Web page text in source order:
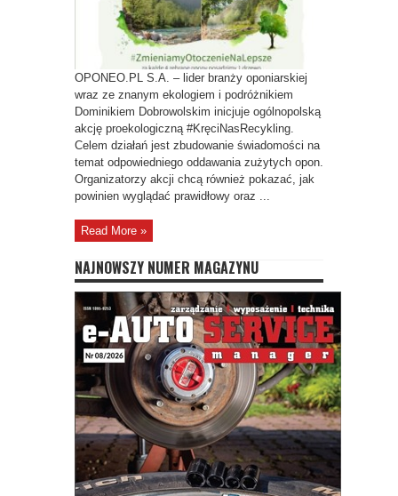
OPONEO.PL S.A. – lider branży oponiarskiej
wraz ze znanym ekologiem i podróżnikiem
Dominikiem Dobrowolskim inicjuje ogólnopolską
akcję proekologiczną #KręciNasRecykling.
Celem działań jest zbudowanie świadomości na
temat odpowiedniego oddawania zużytych opon.
Organizatorzy akcji chcą również pokazać, jak
powinien wyglądać prawidłowy oraz ...
Read More »
NAJNOWSZY NUMER MAGAZYNU